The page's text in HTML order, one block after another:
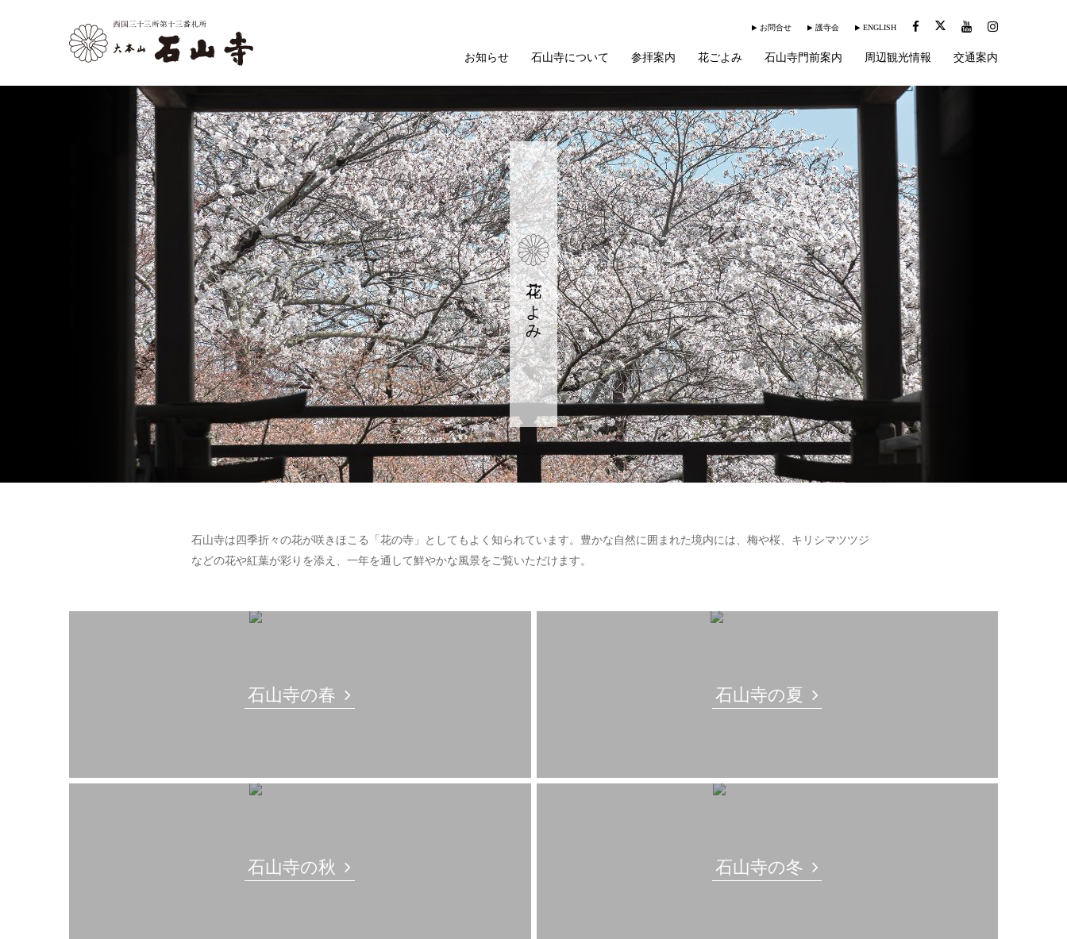
お問合せ 護寺会 ENGLISH
お知らせ 石山寺について 参拝案内 花ごよみ 石山寺門前案内 周辺観光情報 交通案内
花ごよみ
石山寺は四季折々の花が咲きほこる「花の寺」としてもよく知られています。豊かな自然に囲まれた境内には、梅や桜、キリシマツツジ
などの花や紅葉が彩りを添え、一年を通して鮮やかな風景をご覧いただけます。
石山寺の春 石山寺の夏
石山寺の秋 石山寺の冬